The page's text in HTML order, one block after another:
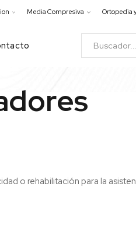
Media Compresiva Ortopedia
o rehabilitación para la